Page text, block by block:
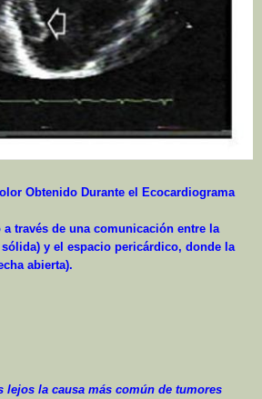
Obtenido Durante el Ecocardiograma
través de una comunicación entre la
y el espacio pericárdico, donde la
abierta).
lejos la causa más común de tumores